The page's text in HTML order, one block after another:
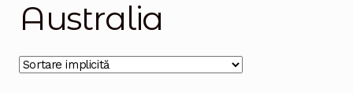
Australia